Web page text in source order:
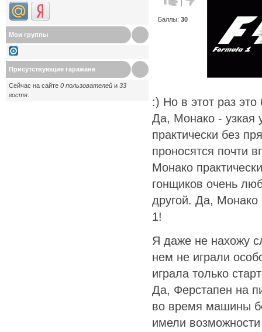
Мои группы
Присутствующие гаражане
Сейчас на сайте 0 пользователей и 33
гостя
против!
Баллы: 30
:) Но в этот раз
Да, Монако - узкая
практически без
проносятся почти
Монако
гонщиков очень
другой. Да,
1!
Я даже не нахожу
нем не играли
играла только
Да, Ферстапен на
во время машины
имели